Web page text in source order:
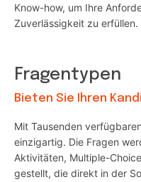
Know-how, um Ihre
Zuverlässigkeit zu erfüllen.
Fragentypen
Bieten Sie Ihren
Mit Tausenden
einzigartig. Die Fragen
Aktivitäten, Multiple-
gestellt, die direkt in der